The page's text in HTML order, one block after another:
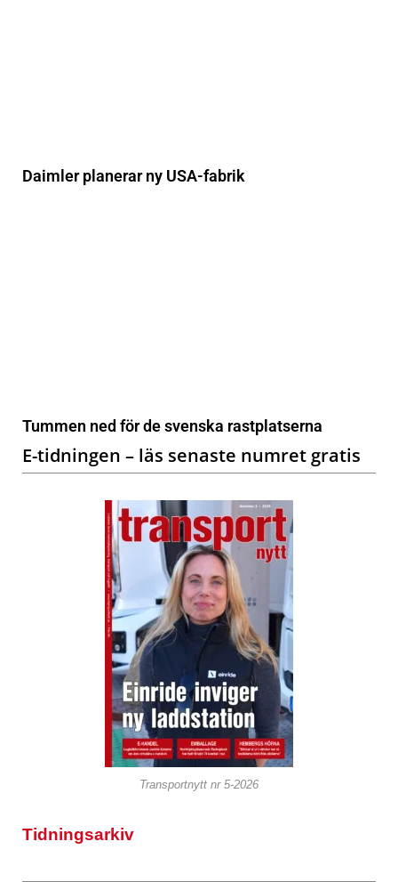
Daimler planerar ny USA-fabrik
Tummen ned för de svenska rastplatserna
E-tidningen – läs senaste numret gratis
Transportnytt nr 5-2026
Tidningsarkiv